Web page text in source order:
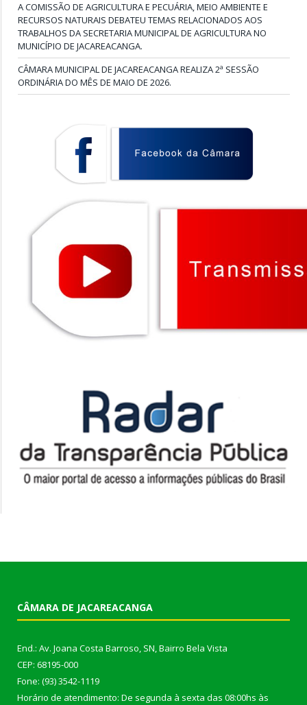
A COMISSÃO DE AGRICULTURA E PECUÁRIA, MEIO AMBIENTE E
RECURSOS NATURAIS DEBATEU TEMAS RELACIONADOS AOS
TRABALHOS DA SECRETARIA MUNICIPAL DE AGRICULTURA NO
MUNICÍPIO DE JACAREACANGA.
CÂMARA MUNICIPAL DE JACAREACANGA REALIZA 2ª SESSÃO
ORDINÁRIA DO MÊS DE MAIO DE 2026.
CÂMARA DE JACAREACANGA
End.: Av. Joana Costa Barroso, SN, Bairro Bela Vista
CEP: 68195-000
Fone: (93) 3542-1119
Horário de atendimento: De segunda à sexta das 08:00hs às